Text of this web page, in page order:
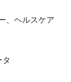
、ヘルスケア